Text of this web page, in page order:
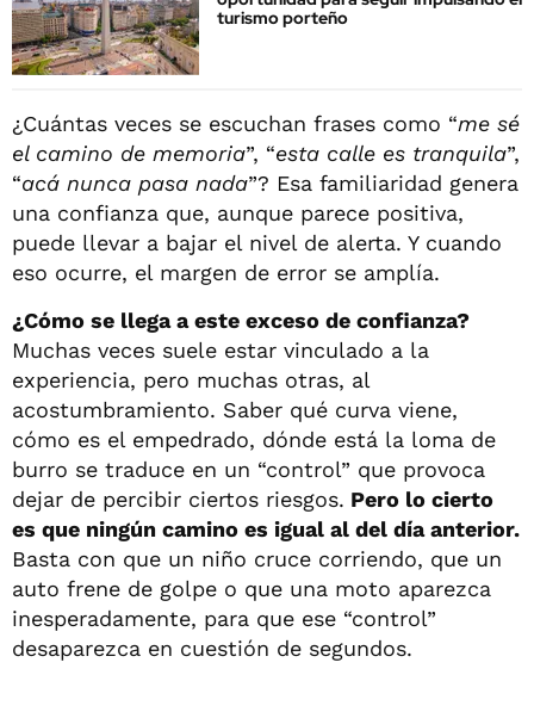
turismo porteño
¿Cuántas veces se escuchan frases como “me sé
el camino de memoria”, “esta calle es tranquila”,
“acá nunca pasa nada”? Esa familiaridad genera
una confianza que, aunque parece positiva,
puede llevar a bajar el nivel de alerta. Y cuando
eso ocurre, el margen de error se amplía.
¿Cómo se llega a este exceso de confianza?
Muchas veces suele estar vinculado a la
experiencia, pero muchas otras, al
acostumbramiento. Saber qué curva viene,
cómo es el empedrado, dónde está la loma de
burro se traduce en un “control” que provoca
dejar de percibir ciertos riesgos. Pero lo cierto
es que ningún camino es igual al del día anterior.
Basta con que un niño cruce corriendo, que un
auto frene de golpe o que una moto aparezca
inesperadamente, para que ese “control”
desaparezca en cuestión de segundos.